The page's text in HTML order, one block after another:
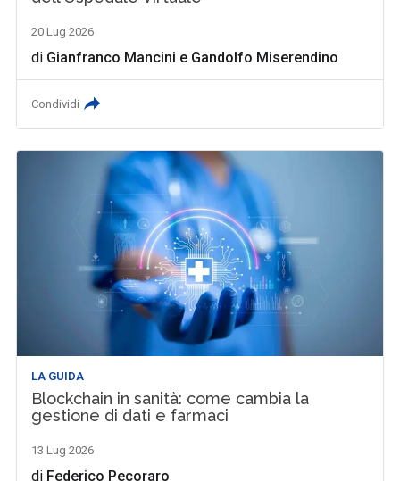
20 Lug 2026
di Gianfranco Mancini e Gandolfo Miserendino
Condividi
LA GUIDA
Blockchain in sanità: come cambia la
gestione di dati e farmaci
13 Lug 2026
di Federico Pecoraro